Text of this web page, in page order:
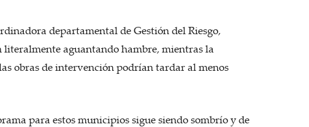
departamental de Gestión del Riesgo,
aguantando hambre, mientras la
obras de intervención podrían tardar al menos
para estos municipios sigue siendo sombrío y de